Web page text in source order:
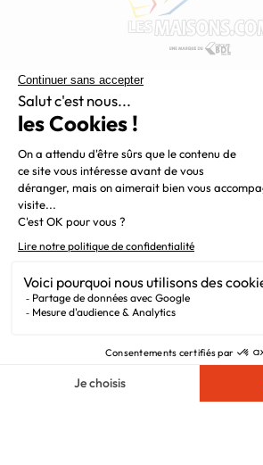
Constructeur de maisons individuelles,
filiale du Groupe BDL, leader de la
grand nord de la
Liens utiles
Newsletter
Mentions légales
Plan du site